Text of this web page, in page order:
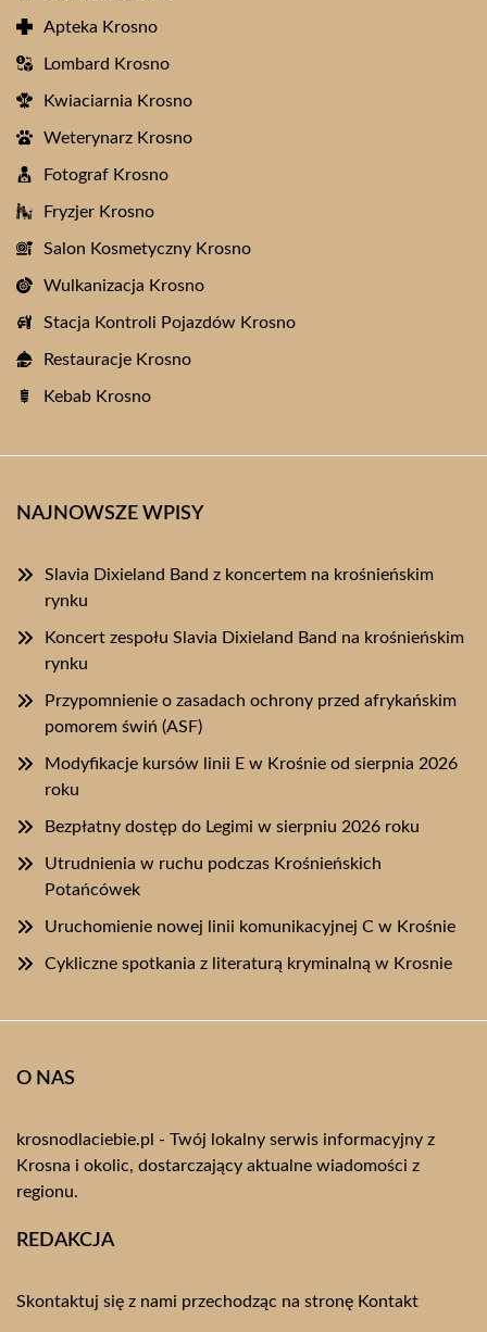
Apteka Krosno
Lombard Krosno
Kwiaciarnia Krosno
Weterynarz Krosno
Fotograf Krosno
Fryzjer Krosno
Salon Kosmetyczny Krosno
Wulkanizacja Krosno
Stacja Kontroli Pojazdów Krosno
Restauracje Krosno
Kebab Krosno
NAJNOWSZE WPISY
Slavia Dixieland Band z koncertem na krośnieńskim
rynku
Koncert zespołu Slavia Dixieland Band na krośnieńskim
rynku
Przypomnienie o zasadach ochrony przed afrykańskim
pomorem świń (ASF)
Modyfikacje kursów linii E w Krośnie od sierpnia 2026
roku
Bezpłatny dostęp do Legimi w sierpniu 2026 roku
Utrudnienia w ruchu podczas Krośnieńskich
Potańcówek
Uruchomienie nowej linii komunikacyjnej C w Krośnie
Cykliczne spotkania z literaturą kryminalną w Krosnie
O NAS
krosnodlaciebie.pl - Twój lokalny serwis informacyjny z
Krosna i okolic, dostarczający aktualne wiadomości z
regionu.
REDAKCJA
Skontaktuj się z nami przechodząc na stronę Kontakt